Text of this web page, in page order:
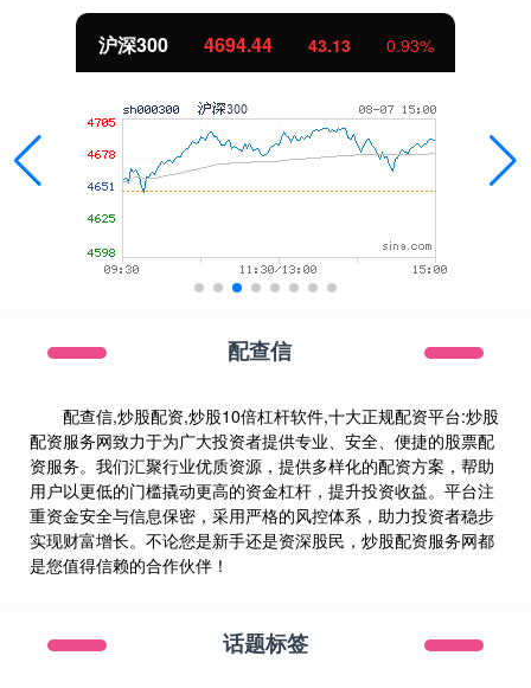
沪深300 4694.44 43.13 0.93%
配查信
配查信,炒股配资,炒股10倍杠杆软件,十大正规配资平台:炒股
配资服务网致力于为广大投资者提供专业、安全、便捷的股票配
资服务。我们汇聚行业优质资源，提供多样化的配资方案，帮助
用户以更低的门槛撬动更高的资金杠杆，提升投资收益。平台注
重资金安全与信息保密，采用严格的风控体系，助力投资者稳步
实现财富增长。不论您是新手还是资深股民，炒股配资服务网都
是您值得信赖的合作伙伴！
话题标签